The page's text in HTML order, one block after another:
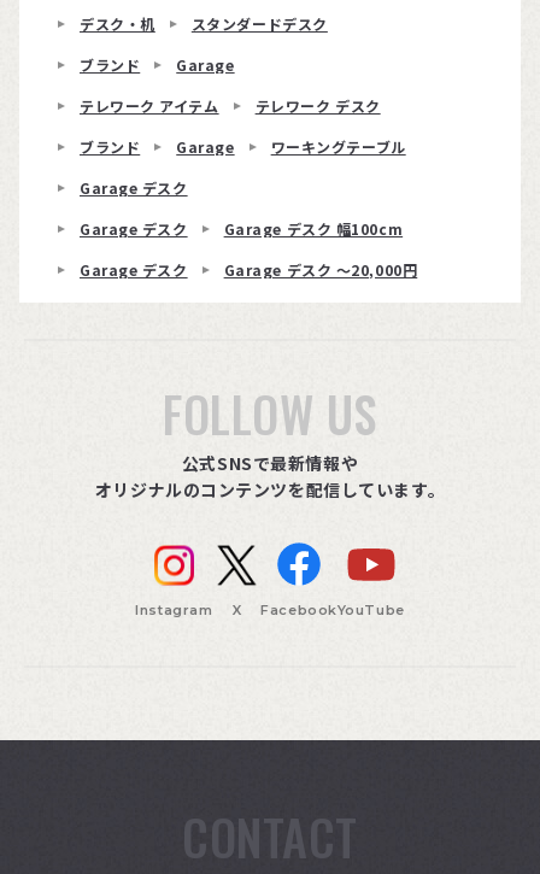
デスク・机
スタンダードデスク
ブランド
Garage
テレワーク アイテム
テレワーク デスク
ブランド
Garage
ワーキングテーブル
Garage デスク
Garage デスク
Garage デスク 幅100cm
Garage デスク
Garage デスク 〜20,000円
FOLLOW US
公式SNSで最新情報や
オリジナルのコンテンツを配信しています。
Instagram X FacebookYouTube
CONTACT